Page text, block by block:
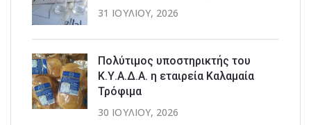
31 ΙΟΥΛΊΟΥ, 2026
Πολύτιμος υποστηρικτής του
Κ.Υ.Α.Δ.Α. η εταιρεία Καλαμαία
Τρόφιμα
30 ΙΟΥΛΊΟΥ, 2026